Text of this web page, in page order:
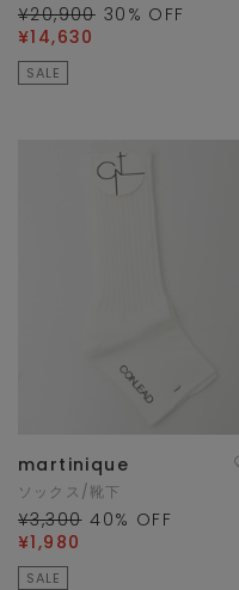
¥20,900 30 % OFF
¥14,630
SALE
martinique
ソックス/靴下
¥3,300 40% OFF
¥1,980
SALE